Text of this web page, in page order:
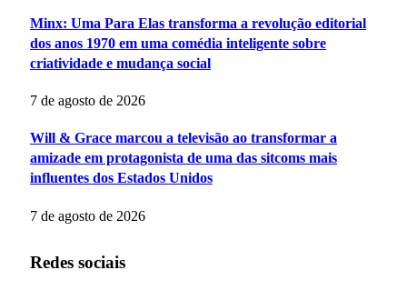
Minx: Uma Para Elas transforma a revolução editorial
dos anos 1970 em uma comédia inteligente sobre
criatividade e mudança social
7 de agosto de 2026
Will & Grace marcou a televisão ao transformar a
amizade em protagonista de uma das sitcoms mais
influentes dos Estados Unidos
7 de agosto de 2026
Redes sociais